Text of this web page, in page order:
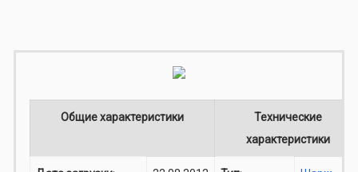
Общие характеристики
Технические
характеристики